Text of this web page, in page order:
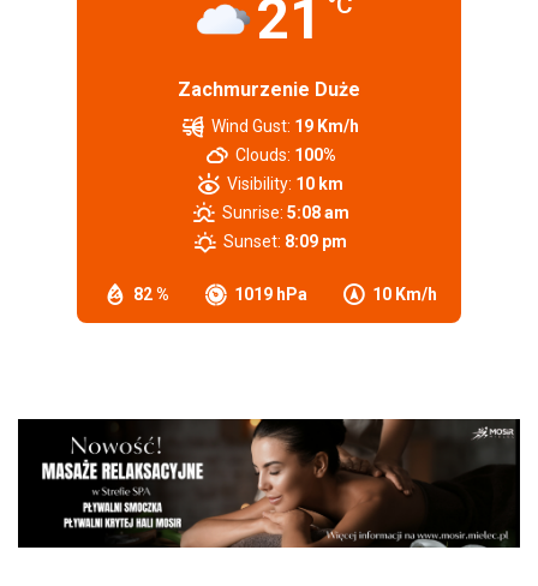
21
Zachmurzenie Duże
82 % 1019 hPa 10 Km/h
Wind Gust: 19 Km/h
Clouds: 100%
Visibility: 10 km
Sunrise: 5:08 am
Sunset: 8:09 pm